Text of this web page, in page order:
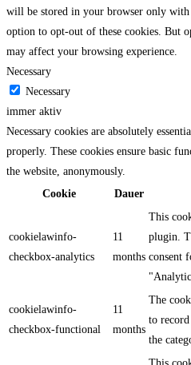
will be stored in your browser only with
option to opt-out of these cookies. But
may affect your browsing experience.
Necessary
Necessary
immer aktiv
Necessary cookies are absolutely
properly. These cookies ensure basic
the website, anonymously.
Cookie
Dauer
cookielawinfo-
checkbox-analytics
11
months
This
plugin.
consent
cookielawinfo-
checkbox-functional
11
months
The
to
the